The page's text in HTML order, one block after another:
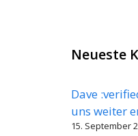
Neueste
Dave
uns weiter
15. September